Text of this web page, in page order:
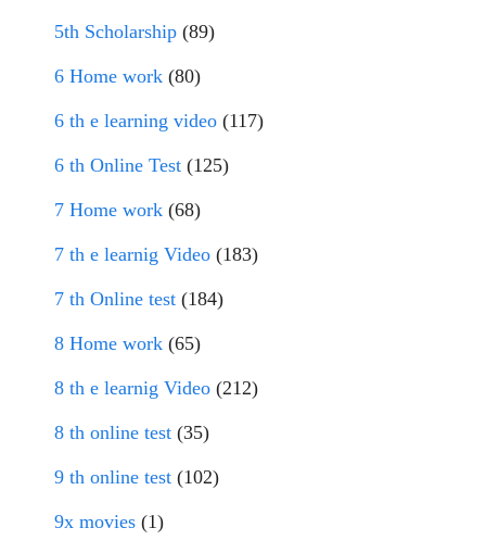
5th Scholarship (89)
6 Home work (80)
6 th e learning video (117)
6 th Online Test (125)
7 Home work (68)
7 th e learnig Video (183)
7 th Online test (184)
8 Home work (65)
8 th e learnig Video (212)
8 th online test (35)
9 th online test (102)
9x movies (1)